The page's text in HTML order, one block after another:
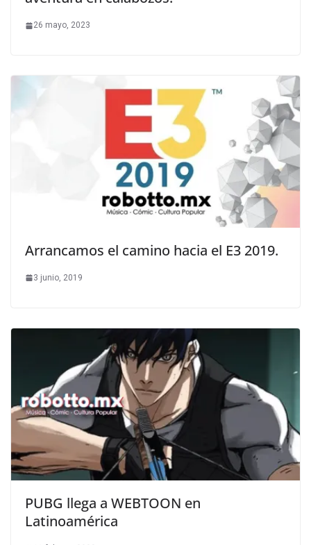
26 mayo, 2023
Arrancamos el camino hacia el E3 2019.
3 junio, 2019
PUBG llega a WEBTOON en
Latinoamérica